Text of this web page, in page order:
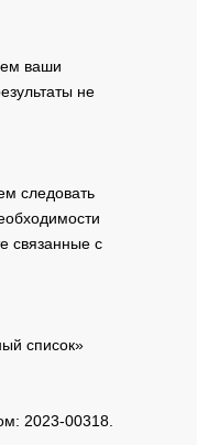
ваши
не
следовать
связанные с
список»
2023-00318.